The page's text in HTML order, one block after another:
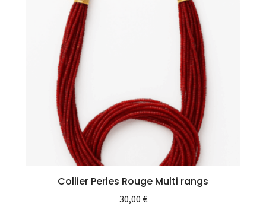
Collier Perles Rouge Multi rangs
30,00 €